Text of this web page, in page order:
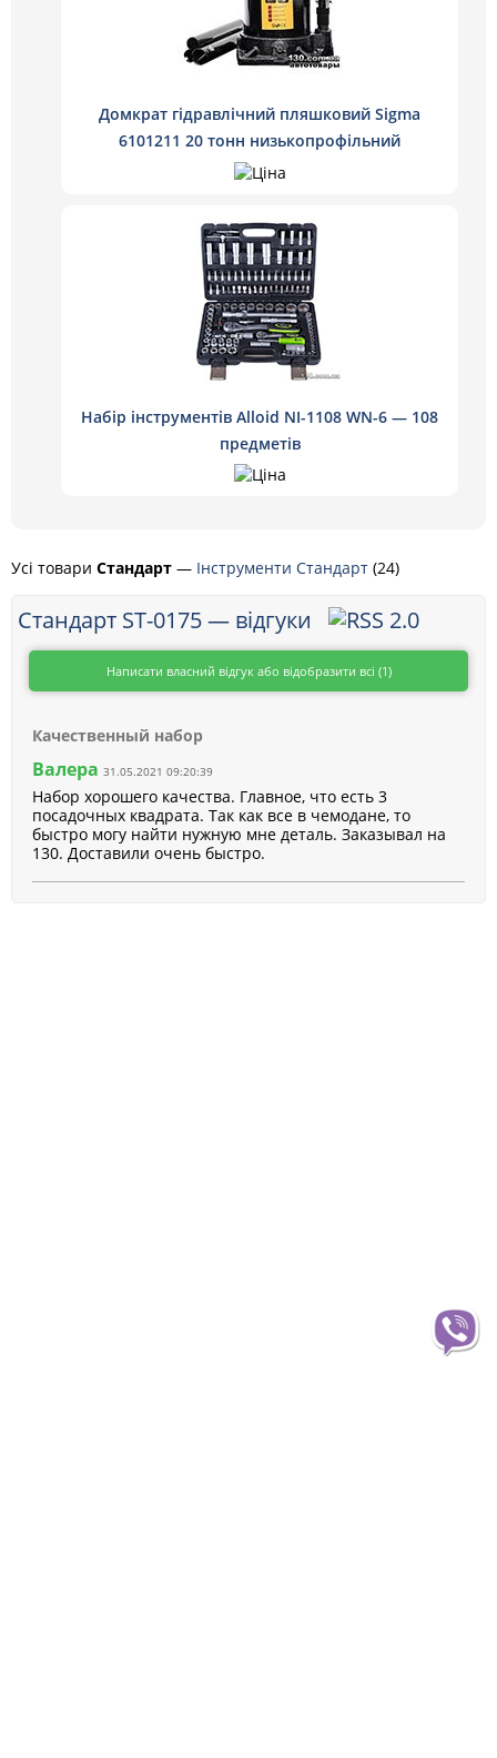
Домкрат гідравлічний пляшковий Sigma
6101211 20 тонн низькопрофільний
Набір інструментів Alloid NI-1108 WN-6 — 108
предметів
Усі товари Стандарт — Інструменти Стандарт (24)
Стандарт ST-0175 — відгуки
Написати власний відгук або відобразити всі (1)
Качественный набор
Валера 31.05.2021 09:20:39
Набор хорошего качества. Главное, что есть 3
посадочных квадрата. Так как все в чемодане, то
быстро могу найти нужную мне деталь. Заказывал на
130. Доставили очень быстро.